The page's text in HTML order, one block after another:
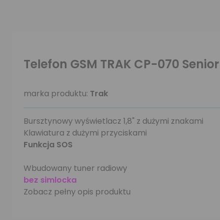
Telefon GSM TRAK CP-070 Senior
marka produktu: Trak
Bursztynowy wyświetlacz 1,8" z dużymi znakami
Klawiatura z dużymi przyciskami
Funkcja SOS
Wbudowany tuner radiowy
bez simlocka
Zobacz pełny opis produktu